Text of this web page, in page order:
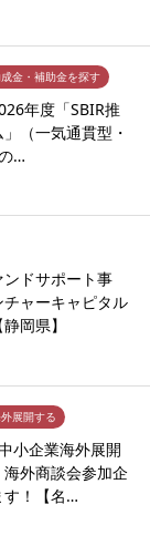
金・補助金を探す
年度「SBIR推
（一気通貫型・
…
ンドサポート事
ャーキャピタル
岡県】
展開する
小企業海外展開
外商談会参加企
す！【名…